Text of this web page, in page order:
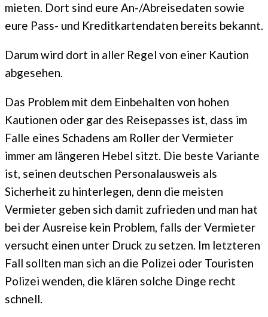
mieten. Dort sind eure An-/Abreisedaten sowie
eure Pass- und Kreditkartendaten bereits bekannt.
Darum wird dort in aller Regel von einer Kaution
abgesehen.
Das Problem mit dem Einbehalten von hohen
Kautionen oder gar des Reisepasses ist, dass im
Falle eines Schadens am Roller der Vermieter
immer am längeren Hebel sitzt. Die beste Variante
ist, seinen deutschen Personalausweis als
Sicherheit zu hinterlegen, denn die meisten
Vermieter geben sich damit zufrieden und man hat
bei der Ausreise kein Problem, falls der Vermieter
versucht einen unter Druck zu setzen. Im letzteren
Fall sollten man sich an die Polizei oder Touristen
Polizei wenden, die klären solche Dinge recht
schnell.